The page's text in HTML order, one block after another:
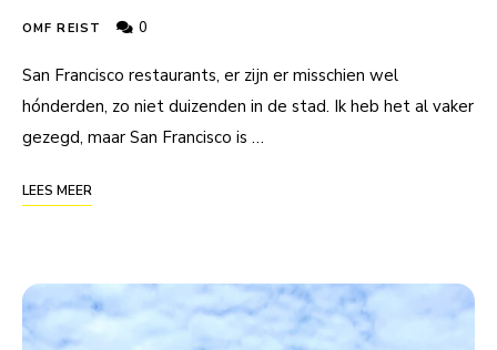
OMF REIST 0
San Francisco restaurants, er zijn er misschien wel
hónderden, zo niet duizenden in de stad. Ik heb het al vaker
gezegd, maar San Francisco is …
LEES MEER